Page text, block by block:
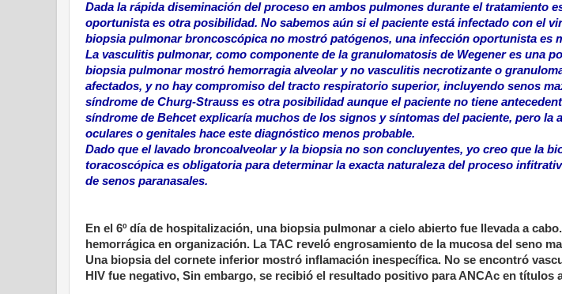
Dada la rápida diseminación del proceso en ambos pulmones durante el tratamiento
oportunista es otra posibilidad. No sabemos aún si el paciente está infectado con el
biopsia pulmonar broncoscópica no mostró patógenos, una infección oportunista es
La vasculitis pulmonar, como componente de la granulomatosis de Wegener es una
biopsia pulmonar mostró hemorragia alveolar y no vasculitis necrotizante o
afectados, y no hay compromiso del tracto respiratorio superior, incluyendo senos
síndrome de Churg-Strauss es otra posibilidad aunque el paciente no tiene
síndrome de Behcet explicaría muchos de los signos y síntomas del paciente, pero la
oculares o genitales hace este diagnóstico menos probable.
Dado que el lavado broncoalveolar y la biopsia no son concluyentes, yo creo que la
toracoscópica es obligatoria para determinar la exacta naturaleza del proceso
de senos paranasales.
En el 6º día de hospitalización, una biopsia pulmonar a cielo abierto fue llevada a
hemorrágica en organización. La TAC reveló engrosamiento de la mucosa del seno
Una biopsia del cornete inferior mostró inflamación inespecífica. No se encontró
HIV fue negativo, Sin embargo, se recibió el resultado positivo para ANCAc en títulos